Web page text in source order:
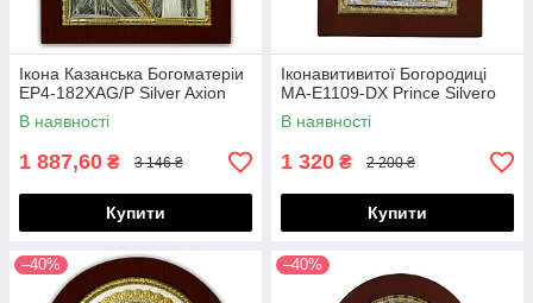
Ікона Казанська Богоматеріи
EP4-182XAG/P Silver Axion
В наявності
1 887,60 ₴ 3 146 ₴
Купити
Іконавитивитої Богородиці
MA-E1109-DX Prince Silvero
В наявності
1 320 ₴ 2 200 ₴
Купити
–40% –40%